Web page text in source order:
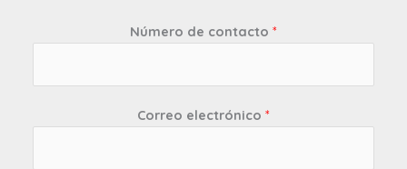
Número de contacto *
Correo electrónico *